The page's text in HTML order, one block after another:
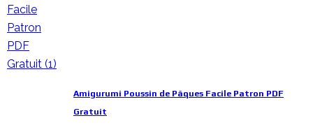
Amigurumi Poussin de Pâques Facile Patron PDF
Gratuit